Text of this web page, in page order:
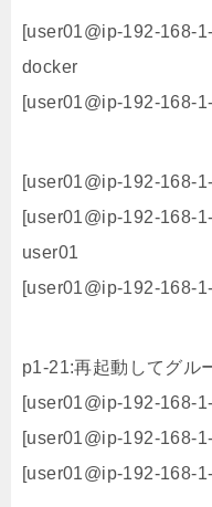
[user01@ip-192-168-
docker
[user01@ip-192-168-
[user01@ip-192-168-
[user01@ip-192-168-
user01
[user01@ip-192-168-
p1-21:再起動してグル
[user01@ip-192-168-
[user01@ip-192-168-
[user01@ip-192-168-